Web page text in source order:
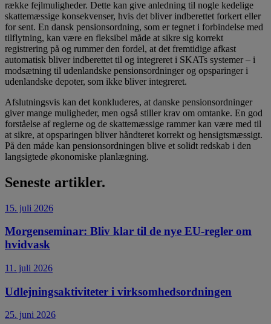
række fejlmuligheder. Dette kan give anledning til nogle kedelige
skattemæssige konsekvenser, hvis det bliver indberettet forkert eller
for sent. En dansk pensionsordning, som er tegnet i forbindelse med
tilflytning, kan være en fleksibel måde at sikre sig korrekt
registrering på og rummer den fordel, at det fremtidige afkast
automatisk bliver indberettet til og integreret i SKATs systemer – i
modsætning til udenlandske pensionsordninger og opsparinger i
udenlandske depoter, som ikke bliver integreret.
Afslutningsvis kan det konkluderes, at danske pensionsordninger
giver mange muligheder, men også stiller krav om omtanke. En god
forståelse af reglerne og de skattemæssige rammer kan være med til
at sikre, at opsparingen bliver håndteret korrekt og hensigtsmæssigt.
På den måde kan pensionsordningen blive et solidt redskab i den
langsigtede økonomiske planlægning.
Seneste artikler.
15. juli 2026
Morgenseminar: Bliv klar til de nye EU-regler om
hvidvask
11. juli 2026
Udlejningsaktiviteter i virksomhedsordningen
25. juni 2026